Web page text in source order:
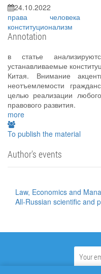
24.10.2022
права человека
конституционализм
Annotation
в статье
устанавливаемые
Китая. Внимание
неотъемлемости
целью реализации
правового развития.
more
To publish the material
Author's events
Law, Economics and
All-Russian scientific and